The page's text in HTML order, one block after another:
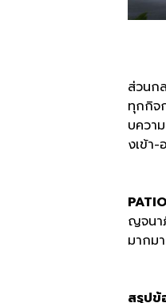
ส่วนก
ทุกกิจ
บควา
งเข้า-
ญจนา
มากม
สรุปข้